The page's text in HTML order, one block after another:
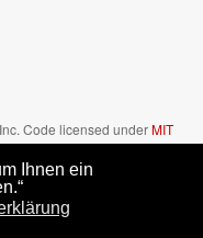
Ihnen ein
Code licensed underMIT
.